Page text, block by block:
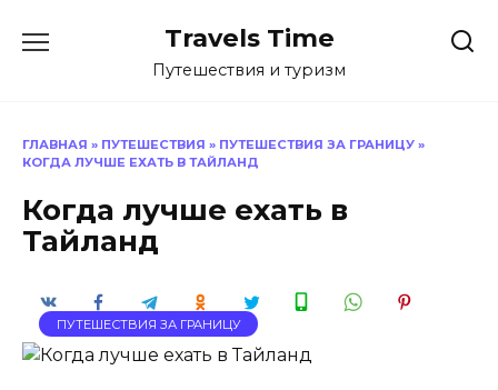
Travels Time
Путешествия и туризм
ГЛАВНАЯ » ПУТЕШЕСТВИЯ » ПУТЕШЕСТВИЯ ЗА ГРАНИЦУ »
КОГДА ЛУЧШЕ ЕХАТЬ В ТАЙЛАНД
Когда лучше ехать в
Тайланд
ПУТЕШЕСТВИЯ ЗА ГРАНИЦУ